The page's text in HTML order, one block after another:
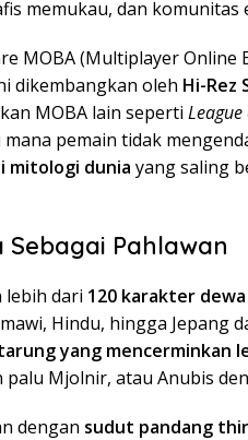
memukau, dan komunitas
MOBA (Multiplayer Online
dikembangkan oleh Hi-Rez
MOBA lain seperti League
pemain tidak
mitologi dunia yang saling
Sebagai Pahlawan
lebih dari 120 karakter dewa
Hindu, hingga Jepang
yang mencerminkan
Mjolnir, atau Anubis
dengan sudut pandang